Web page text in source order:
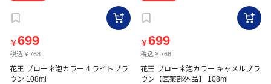
￥699
税込￥768
花王 ブローネ泡カラー 4 ライトブラ
ウン 108ml
￥699
税込￥768
花王 ブローネ泡カラー キャメルブラ
ウン【医薬部外品】 108ml